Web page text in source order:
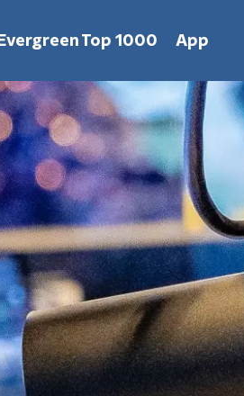
Evergreen Top 1000 App